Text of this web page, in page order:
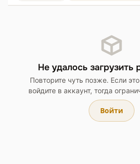
Не удалось загрузить
Повторите чуть позже. Если
войдите в аккаунт, тогда
Войти